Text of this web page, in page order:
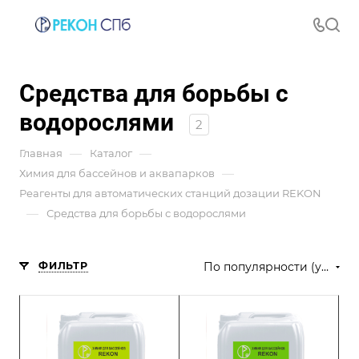
Средства для борьбы с
водорослями
2
Главная — Каталог —
Химия для бассейнов и аквапарков —
Реагенты для автоматических станций дозации REKON
— Средства для борьбы с водорослями
ФИЛЬТР По популярности (убывание)